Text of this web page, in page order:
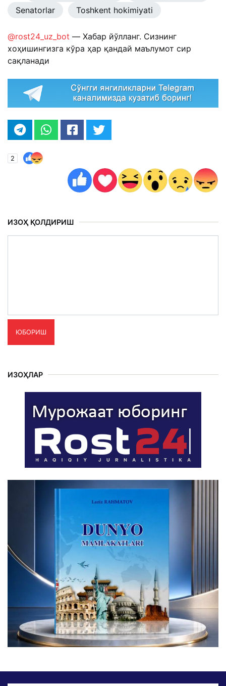
Senatorlar
Toshkent hokimiyati
@rost24_uz_bot — Хабар йўлланг. Сизнинг
хоҳишингизга кўра ҳар қандай маълумот сир
сақланади
2
ИЗОҲ ҚОЛДИРИШ
ЮБОРИШ
ИЗОҲЛАР